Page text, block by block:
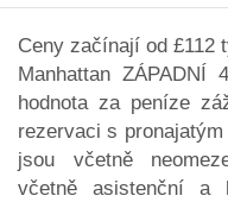
Ceny začínají od £112
Manhattan ZÁPADNÍ
hodnota za peníze
rezervaci s
jsou včetně
včetně asistenční a